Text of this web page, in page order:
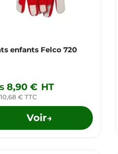
enfants Felco 720
8,90 € HT
€ TTC
Voir→